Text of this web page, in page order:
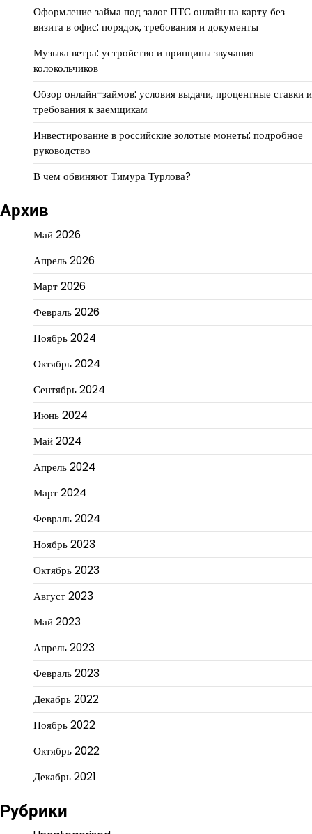
Оформление займа под залог ПТС онлайн на карту без
визита в офис: порядок, требования и документы
Музыка ветра: устройство и принципы звучания
колокольчиков
Обзор онлайн-займов: условия выдачи, процентные ставки и
требования к заемщикам
Инвестирование в российские золотые монеты: подробное
руководство
В чем обвиняют Тимура Турлова?
Архив
Май 2026
Апрель 2026
Март 2026
Февраль 2026
Ноябрь 2024
Октябрь 2024
Сентябрь 2024
Июнь 2024
Май 2024
Апрель 2024
Март 2024
Февраль 2024
Ноябрь 2023
Октябрь 2023
Август 2023
Май 2023
Апрель 2023
Февраль 2023
Декабрь 2022
Ноябрь 2022
Октябрь 2022
Декабрь 2021
Рубрики